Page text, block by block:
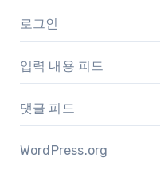
로그인
입력 내용 피드
댓글 피드
WordPress.org